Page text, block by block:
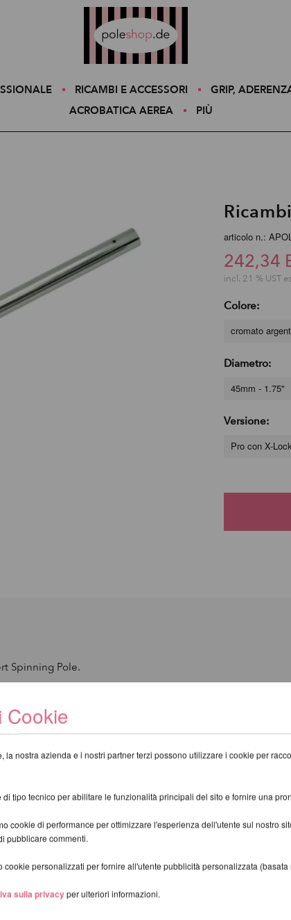
RICAMBI E ACCESSORI GRIP,
ACROBATICA AEREA
PIÙ
articolo n.:
242,34
incl. 21 % UST
Colore:
cromato
Diametro:
45mm - 1.75"
Versione:
Pro con X-
Spinning Pole.
PRODOTTI DELLA STESSA
Cookie
la nostra azienda e i nostri partner terzi possono utilizzare i cookie per
tipo tecnico per abilitare le funzionalità principali del sito e fornire una
cookie di performance per ottimizzare l'esperienza dell'utente sul nostro
pubblicare commenti.
cookie personalizzati per fornire all'utente pubblicità personalizzata
sulla privacy per ulteriori informazioni.